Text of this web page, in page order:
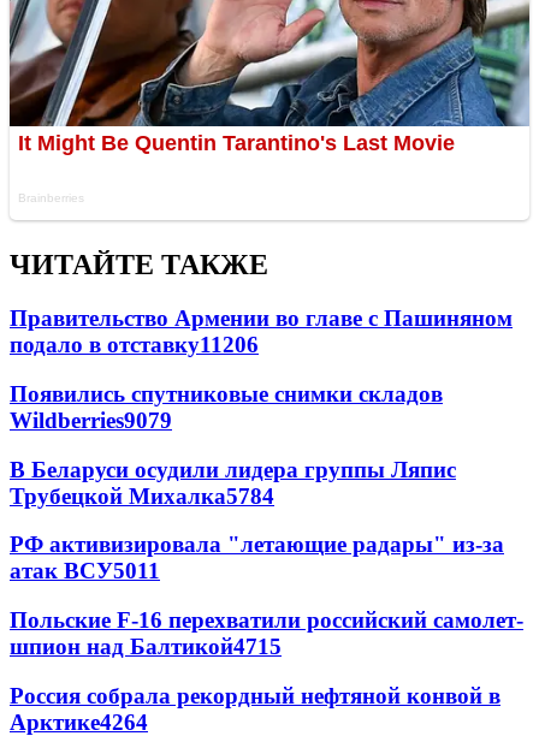
ЧИТАЙТЕ ТАКЖЕ
Правительство Армении во главе с Пашиняном
подало в отставку11206
Появились спутниковые снимки складов
Wildberries9079
В Беларуси осудили лидера группы Ляпис
Трубецкой Михалка5784
РФ активизировала "летающие радары" из-за
атак ВСУ5011
Польские F-16 перехватили российский самолет-
шпион над Балтикой4715
Россия собрала рекордный нефтяной конвой в
Арктике4264